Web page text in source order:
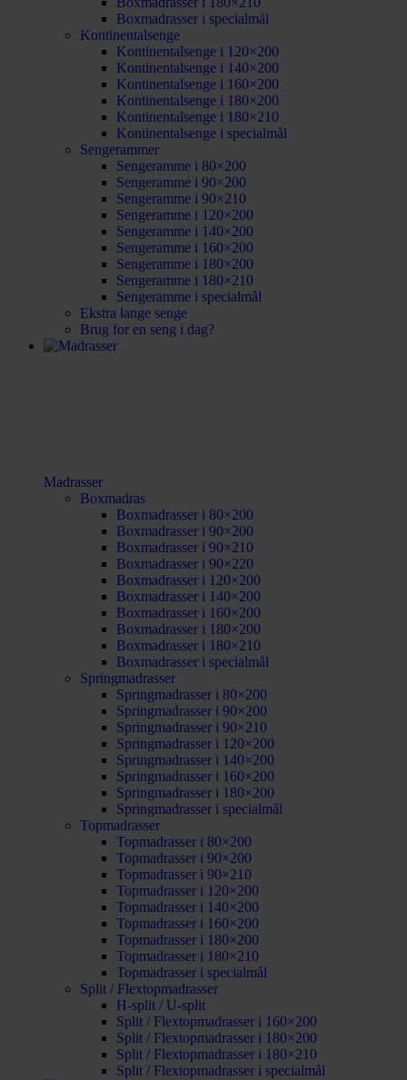
Boxmadrasser i specialmål
Kontinentalsenge
Kontinentalsenge i 120×200
Kontinentalsenge i 140×200
Kontinentalsenge i 160×200
Kontinentalsenge i 180×200
Kontinentalsenge i 180×210
Kontinentalsenge i specialmål
Sengerammer
Sengeramme i 80×200
Sengeramme i 90×200
Sengeramme i 90×210
Sengeramme i 120×200
Sengeramme i 140×200
Sengeramme i 160×200
Sengeramme i 180×200
Sengeramme i 180×210
Sengeramme i specialmål
Ekstra lange senge
Brug for en seng i dag?
Madrasser
Boxmadras
Boxmadrasser i 80×200
Boxmadrasser i 90×200
Boxmadrasser i 90×210
Boxmadrasser i 90×220
Boxmadrasser i 120×200
Boxmadrasser i 140×200
Boxmadrasser i 160×200
Boxmadrasser i 180×200
Boxmadrasser i 180×210
Boxmadrasser i specialmål
Springmadrasser
Springmadrasser i 80×200
Springmadrasser i 90×200
Springmadrasser i 90×210
Springmadrasser i 120×200
Springmadrasser i 140×200
Springmadrasser i 160×200
Springmadrasser i 180×200
Springmadrasser i specialmål
Topmadrasser
Topmadrasser i 80×200
Topmadrasser i 90×200
Topmadrasser i 90×210
Topmadrasser i 120×200
Topmadrasser i 140×200
Topmadrasser i 160×200
Topmadrasser i 180×200
Topmadrasser i 180×210
Topmadrasser i specialmål
Split / Flextopmadrasser
H-split / U-split
Split / Flextopmadrasser i 160×200
Split / Flextopmadrasser i 180×200
Split / Flextopmadrasser i 180×210
Split / Flextopmadrasser i specialmål